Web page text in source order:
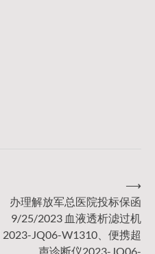
办理解放军总医院投标保函
9/25/2023 血液透析滤过机
2023-JQ06-W1310、便携超
声诊断仪2023-JQ06-
⟶